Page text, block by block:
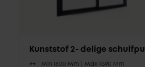
Kunststof 2- delige schuifpui
Min 1800 Mm | Max 4590 Mm